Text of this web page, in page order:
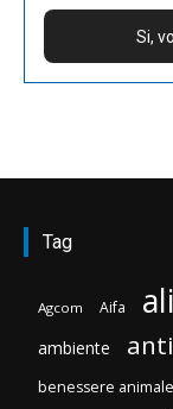
Tag
Agcom Aifa
ambiente
benessere animale